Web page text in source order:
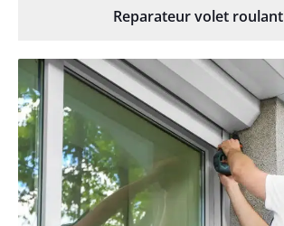
Reparateur volet roulant